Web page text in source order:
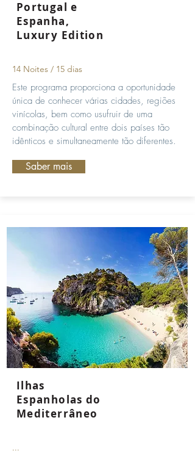
Portugal e
Espanha,
Luxury Edition
14 Noites / 15 dias
Este programa proporciona a oportunidade
única de conhecer várias cidades, regiões
vinícolas, bem como usufruir de uma
combinação cultural entre dois países tão
idênticos e simultaneamente tão diferentes.
Saber mais
Ilhas
Espanholas do
Mediterrâneo
...